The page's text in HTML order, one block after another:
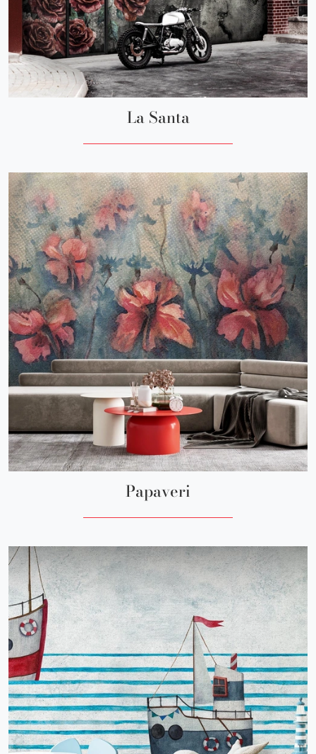
La Santa
Papaveri